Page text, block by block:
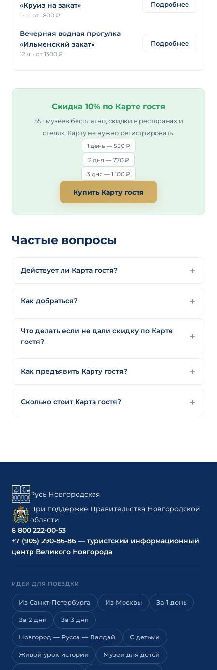
«Круиз на закат»
1 ч. · от 1800 ₽
Подробнее
Вечерняя водная прогулка
«Ильменский закат»
12 ч. · от 1300 ₽
Подробнее
Скидка 10% по Карте гостя
55+ музеев бесплатно, скидки в ресторанах и
отелях. Карту не нужно регистрировать.
1 день — 550 ₽
2 дня — 770 ₽
3 дня — 1 100 ₽
Купить Карту гостя
Частые вопросы
Действует ли Карта гостя?
Как добраться?
Что делать если не дали скидку по Карте
гостя?
Как предъявить Карту гостя?
Сколько стоит Карта гостя?
Русь Новгородская
При поддержке Правительства Новгородской
области
8 800 222-00-53
+7 (905) 290-86-86 — туристский информационный
центр Великого Новгорода
ИДЕИ ДЛЯ ПОЕЗДКИ
Из Санкт-Петербурга Из Москвы За 1 день
За 2 дня За 3 дня
Новгород — Русса — Валдай С детьми
Живой урок истории Музеи для детей